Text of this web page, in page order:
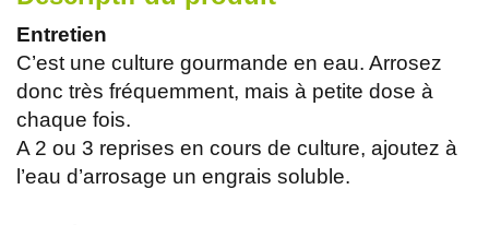
Entretien
C’est une culture gourmande en eau. Arrosez
donc très fréquemment, mais à petite dose à
chaque fois.
A 2 ou 3 reprises en cours de culture, ajoutez à
l’eau d’arrosage un engrais soluble.